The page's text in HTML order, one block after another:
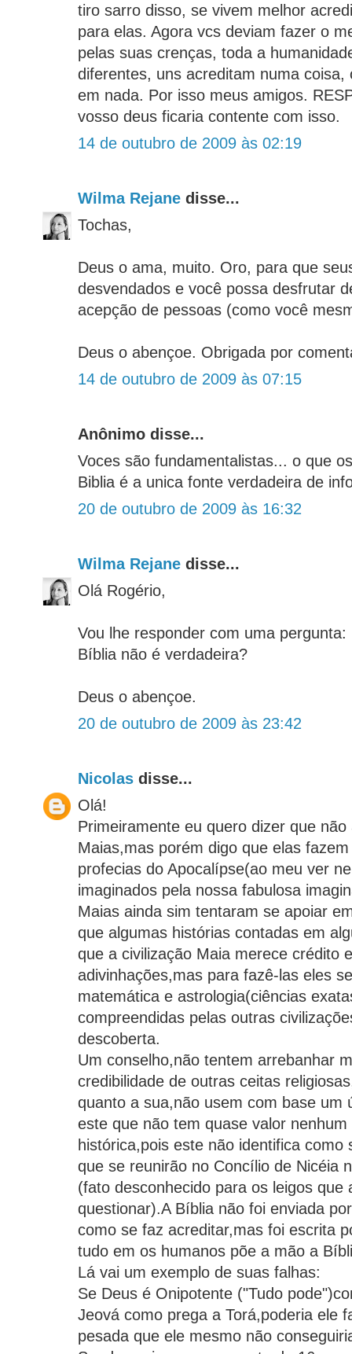
tiro sarro disso, se vivem melhor
para elas. Agora vcs deviam fazer o
pelas suas crenças, toda a
diferentes, uns acreditam numa
em nada. Por isso meus amigos.
vosso deus ficaria contente com isso.
14 de outubro de 2009 às 02:19
Wilma Rejane disse...
Tochas,
Deus o ama, muito. Oro, para que
desvendados e você possa desfrutar
acepção de pessoas (como você
Deus o abençoe. Obrigada por
14 de outubro de 2009 às 07:15
Anônimo disse...
Voces são fundamentalistas... o que
Biblia é a unica fonte verdadeira de
20 de outubro de 2009 às 16:32
Wilma Rejane disse...
Olá Rogério,
Vou lhe responder com uma
Bíblia não é verdadeira?
Deus o abençoe.
20 de outubro de 2009 às 23:42
Nicolas disse...
Olá!
Primeiramente eu quero dizer que
Maias,mas porém digo que elas
profecias do Apocalípse(ao meu ver
imaginados pela nossa fabulosa
Maias ainda sim tentaram se apoiar
que algumas histórias contadas em
que a civilização Maia merece crédito
adivinhações,mas para fazê-las eles
matemática e astrologia(ciências
compreendidas pelas outras
descoberta.
Um conselho,não tentem arrebanhar
credibilidade de outras ceitas
quanto a sua,não usem com base um
este que não tem quase valor
histórica,pois este não identifica como
que se reunirão no Concílio de Nicéia
(fato desconhecido para os leigos que
questionar).A Bíblia não foi enviada
como se faz acreditar,mas foi escrita
tudo em os humanos põe a mão a
Lá vai um exemplo de suas falhas:
Se Deus é Onipotente ("Tudo
Jeová como prega a Torá,poderia ele
pesada que ele mesmo não